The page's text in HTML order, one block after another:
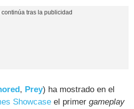
, Prey) ha mostrado en el
Showcase el primergameplay